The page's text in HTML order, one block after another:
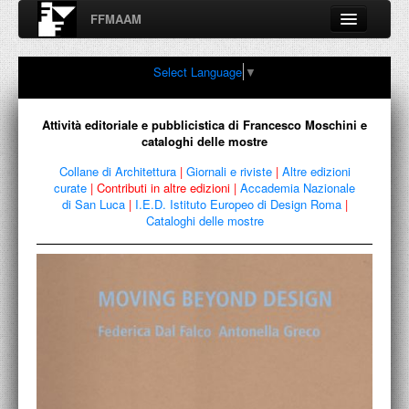
FFMAAM
Fondo Francesco Moschini
A.A.M. Architettura Arte Moderna
Percorsi, nodi, sconfinamenti e contaminazioni tra Arte,
FFMAAM
CONFERENZE
Select Language ▼
Attività editoriale e pubblicistica di Francesco Moschini e
cataloghi delle mostre
Collane di Architettura | Giornali e riviste | Altre edizioni
curate | Contributi in altre edizioni | Accademia Nazionale
di San Luca | I.E.D. Istituto Europeo di Design Roma |
Cataloghi delle mostre